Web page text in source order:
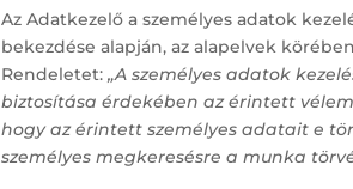
Az Adatkezelő a személyes adatok
bekezdése alapján, az alapelvek
Rendeletet:„A személyes adatok
biztosítása érdekében az érintett
hogy az érintett személyes adatait e
személyes megkeresésre a munka